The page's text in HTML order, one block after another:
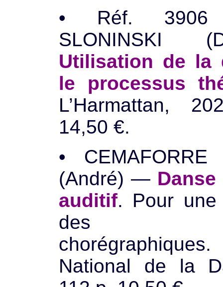
• Réf.
SLONINSKI
Utilisation de la
le processus
L’Harmattan,
14,50 €.
•
(André) —
auditif. Pour une
des
National de la